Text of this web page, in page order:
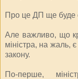
Про це ДП ще буде
Але важливо, що
міністра, на жаль,
закону.
По-перше,